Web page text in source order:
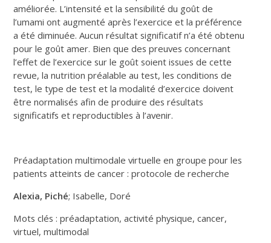
améliorée. L’intensité et la sensibilité du goût de
l’umami ont augmenté après l’exercice et la préférence
a été diminuée. Aucun résultat significatif n’a été obtenu
pour le goût amer. Bien que des preuves concernant
l’effet de l’exercice sur le goût soient issues de cette
revue, la nutrition préalable au test, les conditions de
test, le type de test et la modalité d’exercice doivent
être normalisés afin de produire des résultats
significatifs et reproductibles à l’avenir.
Préadaptation multimodale virtuelle en groupe pour les
patients atteints de cancer : protocole de recherche
Alexia, Piché; Isabelle, Doré
Mots clés : préadaptation, activité physique, cancer,
virtuel, multimodal